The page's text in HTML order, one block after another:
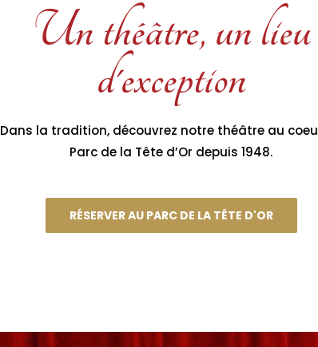
Un théâtre, un lieu
d'exception
Dans la tradition, découvrez notre théâtre au
Parc de la Tête d’Or depuis 1948.
RÉSERVER AU PARC DE LA TÊTE D'OR